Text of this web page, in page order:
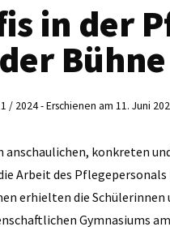
in der
Bühne
/ 2024 - Erschienen am 11. Juni
anschaulichen, konkreten
Arbeit des Pflegepersonals
erhielten die Schülerinnen
Gymnasiums am